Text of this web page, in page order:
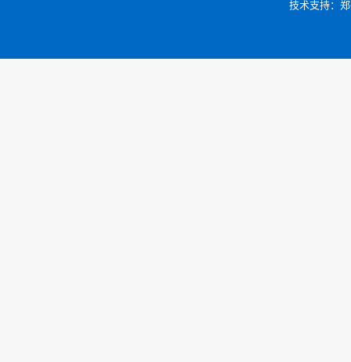
技术支持：